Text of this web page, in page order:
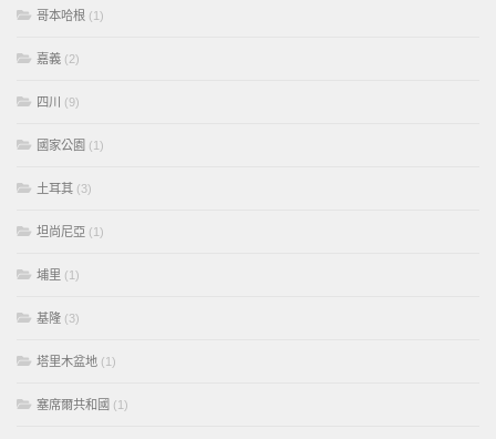
哥本哈根 (1)
嘉義 (2)
四川 (9)
國家公園 (1)
土耳其 (3)
坦尚尼亞 (1)
埔里 (1)
基隆 (3)
塔里木盆地 (1)
塞席爾共和國 (1)